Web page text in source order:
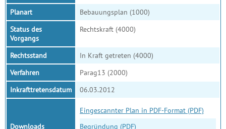
Planart
Bebauungsplan (1000)
Status des
Vorgangs
Rechtskraft (4000)
Rechtsstand
In Kraft getreten (4000)
Verfahren
Parag13 (2000)
Inkrafttretensdatum
06.03.2012
Downloads
Eingescannter Plan in PDF-Format (PDF)
Begründung (PDF)